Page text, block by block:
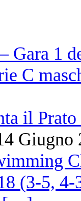
il Prato
Giugno